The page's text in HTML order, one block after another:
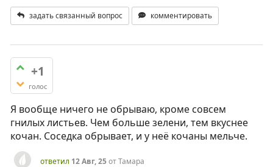
задать связанный вопрос комментировать
+1
голос
Я вообще ничего не обрываю, кроме совсем
гнилых листьев. Чем больше зелени, тем вкуснее
кочан. Соседка обрывает, и у неё кочаны мельче.
ответил 12 Авг, 25отТамара